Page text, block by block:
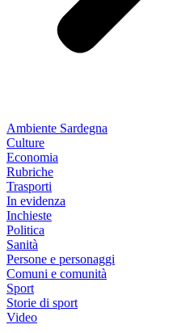
Ambiente Sardegna
Culture
Economia
Rubriche
Trasporti
In evidenza
Inchieste
Politica
Sanità
Persone e personaggi
Comuni e comunità
Sport
Storie di sport
Video